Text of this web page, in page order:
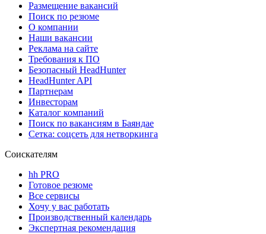
Размещение вакансий
Поиск по резюме
О компании
Наши вакансии
Реклама на сайте
Требования к ПО
Безопасный HeadHunter
HeadHunter API
Партнерам
Инвесторам
Каталог компаний
Поиск по вакансиям в Баяндае
Сетка: соцсеть для нетворкинга
Соискателям
hh PRO
Готовое резюме
Все сервисы
Хочу у вас работать
Производственный календарь
Экспертная рекомендация